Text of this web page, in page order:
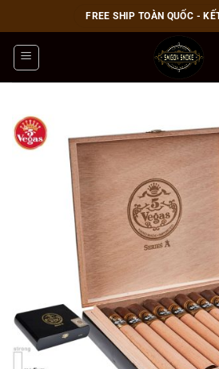
qua
nội
dung
FREE SHIP TOÀN QUỐC -